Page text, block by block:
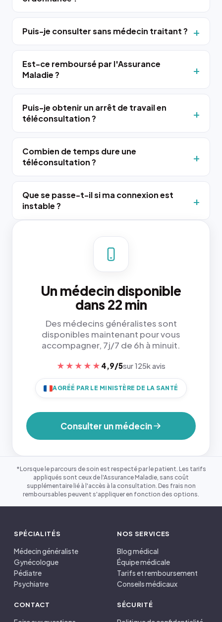
Puis-je consulter sans médecin traitant ?
Est-ce remboursé par l'Assurance
Maladie ?
Puis-je obtenir un arrêt de travail en
téléconsultation ?
Combien de temps dure une
téléconsultation ?
Que se passe-t-il si ma connexion est
instable ?
Un médecin disponible
dans 22 min
Des médecins généralistes sont
disponibles maintenant pour vous
accompagner, 7j/7 de 6h à minuit.
★★★★★ 4,9/5sur 125k avis
AGRÉÉ PAR LE MINISTÈRE DE LA SANTÉ
Consulter un médecin
*Lorsque le parcours de soin est respecté par le patient. Les tarifs
appliqués sont ceux de l'Assurance Maladie, sans coût
supplémentaire lié à l'accès à la consultation. Des frais non
remboursables peuvent s'appliquer en fonction des options.
SPÉCIALITÉS
Médecin généraliste
Gynécologue
Pédiatre
Psychiatre
NOS SERVICES
Blog médical
Équipe médicale
Tarifs et remboursement
Conseils médicaux
CONTACT SÉCURITÉ